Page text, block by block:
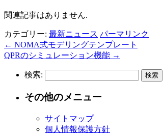
関連記事はありません.
カテゴリー: 最新ニュース パーマリンク
← NOMA式モデリングテンプレート
QPRのシミュレーション機能 →
検索:
その他のメニュー
サイトマップ
個人情報保護方針